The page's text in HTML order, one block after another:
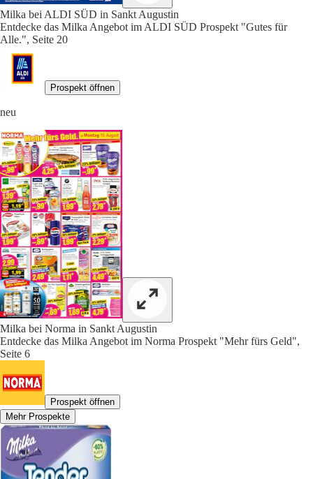
Milka bei ALDI SÜD in Sankt Augustin
Entdecke das Milka Angebot im ALDI SÜD Prospekt "Gutes für
Alle.", Seite 20
Prospekt öffnen
neu
Milka bei Norma in Sankt Augustin
Entdecke das Milka Angebot im Norma Prospekt "Mehr fürs Geld",
Seite 6
Prospekt öffnen
Mehr Prospekte